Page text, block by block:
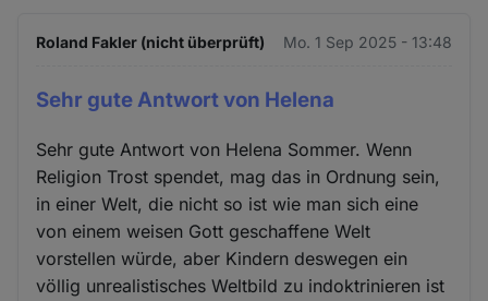
Roland Fakler (nicht überprüft) Mo. 1 Sep 2025 - 13:48
Sehr gute Antwort von Helena
Sehr gute Antwort von Helena Sommer. Wenn
Religion Trost spendet, mag das in Ordnung sein,
in einer Welt, die nicht so ist wie man sich eine
von einem weisen Gott geschaffene Welt
vorstellen würde, aber Kindern deswegen ein
völlig unrealistisches Weltbild zu indoktrinieren ist